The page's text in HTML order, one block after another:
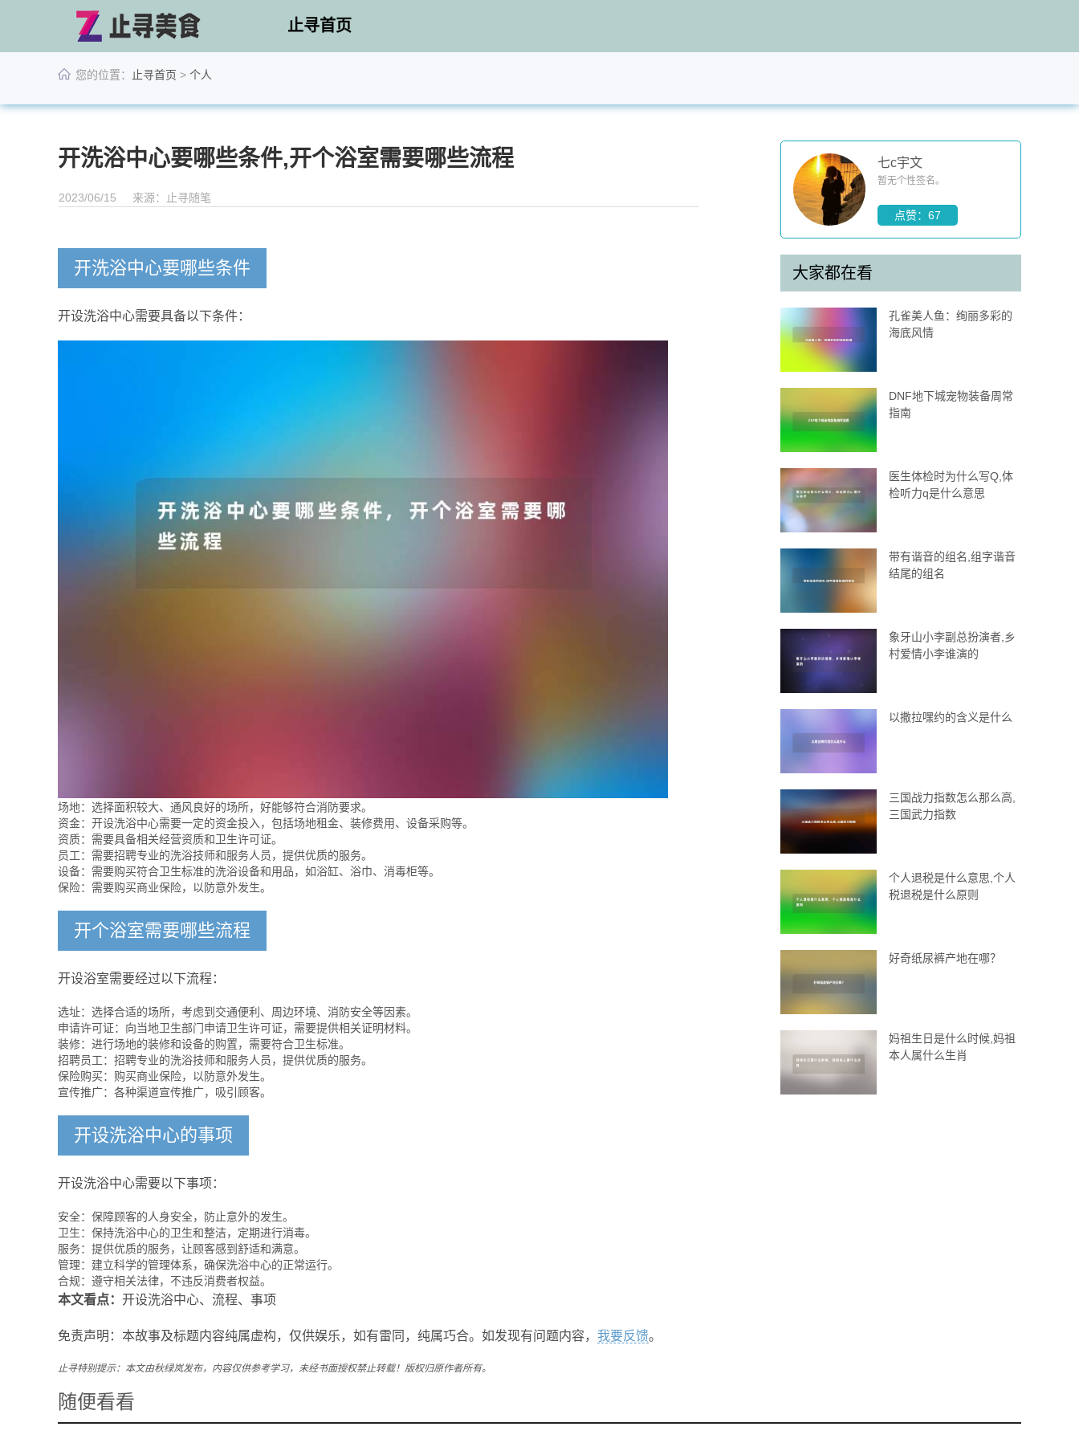
止寻首页
您的位置： 止寻首页 > 个人
开洗浴中心要哪些条件,开个浴室需要哪些流程
2023/06/15 来源：止寻随笔
开洗浴中心要哪些条件
开设洗浴中心需要具备以下条件：
场地：选择面积较大、通风良好的场所，好能够符合消防要求。
资金：开设洗浴中心需要一定的资金投入，包括场地租金、装修费用、设备采购等。
资质：需要具备相关经营资质和卫生许可证。
员工：需要招聘专业的洗浴技师和服务人员，提供优质的服务。
设备：需要购买符合卫生标准的洗浴设备和用品，如浴缸、浴巾、消毒柜等。
保险：需要购买商业保险，以防意外发生。
开个浴室需要哪些流程
开设浴室需要经过以下流程：
选址：选择合适的场所，考虑到交通便利、周边环境、消防安全等因素。
申请许可证：向当地卫生部门申请卫生许可证，需要提供相关证明材料。
装修：进行场地的装修和设备的购置，需要符合卫生标准。
招聘员工：招聘专业的洗浴技师和服务人员，提供优质的服务。
保险购买：购买商业保险，以防意外发生。
宣传推广：各种渠道宣传推广，吸引顾客。
开设洗浴中心的事项
开设洗浴中心需要以下事项：
安全：保障顾客的人身安全，防止意外的发生。
卫生：保持洗浴中心的卫生和整洁，定期进行消毒。
服务：提供优质的服务，让顾客感到舒适和满意。
管理：建立科学的管理体系，确保洗浴中心的正常运行。
合规：遵守相关法律，不违反消费者权益。
本文看点： 开设洗浴中心、流程、事项
免责声明：本故事及标题内容纯属虚构，仅供娱乐，如有雷同，纯属巧合。如发现有问题内容， 我要反馈。
止寻特别提示：本文由秋绿岚发布，内容仅供参考学习，未经书面授权禁止转载！版权归原作者所有。
七c宇文
暂无个性签名。
点赞：67
大家都在看
孔雀美人鱼：绚丽多彩的
海底风情
DNF地下城宠物装备周常
指南
医生体检时为什么写Q,体
检听力q是什么意思
带有谐音的组名,组字谐音
结尾的组名
象牙山小李副总扮演者,乡
村爱情小李谁演的
以撒拉嘿约的含义是什么
三国战力指数怎么那么高,
三国武力指数
个人退税是什么意思,个人
税退税是什么原则
好奇纸尿裤产地在哪？
妈祖生日是什么时候,妈祖
本人属什么生肖
随便看看